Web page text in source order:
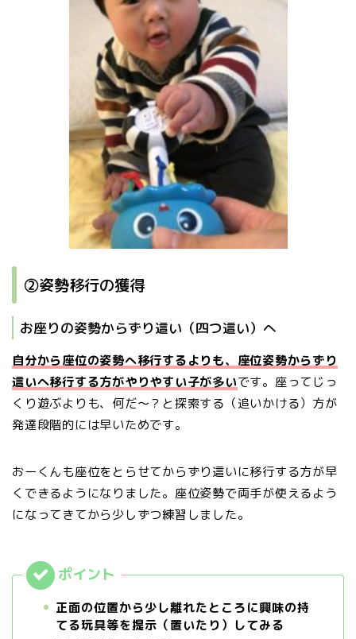
②姿勢移行の獲得
お座りの姿勢からずり這い（四つ這い）へ
自分から座位の姿勢へ移行するよりも、座位姿勢からずり
這いへ移行する方がやりやすい子が多いです。座ってじっ
くり遊ぶよりも、何だ〜？と探索する（追いかける）方が
発達段階的には早いためです。
おーくんも座位をとらせてからずり這いに移行する方が早
くできるようになりました。座位姿勢で両手が使えるよう
になってきてから少しずつ練習しました。
正面の位置から少し離れたところに興味の持
てる玩具等を提示（置いたり）してみる